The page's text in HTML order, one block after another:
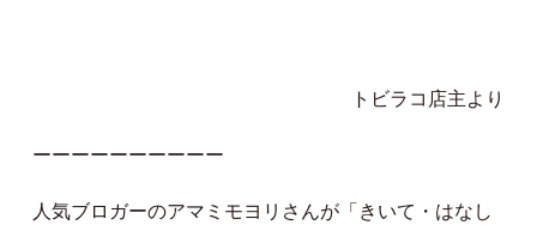
トビラコ店主より
ーーーーーーーーーー
人気ブロガーのアマミモヨリさんが「きいて・はなし